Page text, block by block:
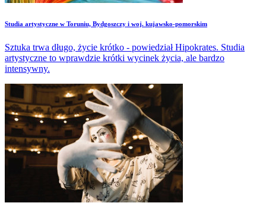
Studia artystyczne w Toruniu, Bydgoszczy i woj. kujawsko-pomorskim
Sztuka trwa długo, życie krótko - powiedział Hipokrates. Studia
artystyczne to wprawdzie krótki wycinek życia, ale bardzo
intensywny.